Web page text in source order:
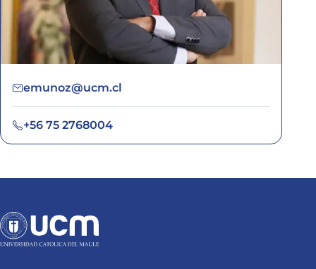
emunoz@ucm.cl
+56 75 2768004